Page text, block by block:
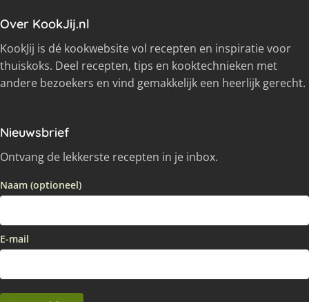
Over KookJij.nl
KookJij is dé kookwebsite vol recepten en inspiratie voor
thuiskoks. Deel recepten, tips en kooktechnieken met
andere bezoekers en vind gemakkelijk een heerlijk gerecht.
Nieuwsbrief
Ontvang de lekkerste recepten in je inbox.
Naam (optioneel)
E-mail